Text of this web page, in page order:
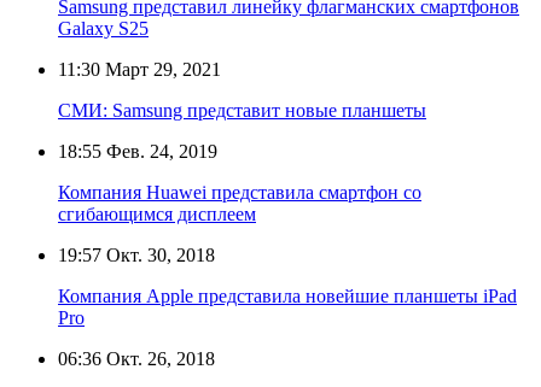
Samsung представил линейку флагманских смартфонов
Galaxy S25
11:30 Март 29, 2021
СМИ: Samsung представит новые планшеты
18:55 Фев. 24, 2019
Компания Huawei представила смартфон со
сгибающимся дисплеем
19:57 Окт. 30, 2018
Компания Apple представила новейшие планшеты iPad
Pro
06:36 Окт. 26, 2018